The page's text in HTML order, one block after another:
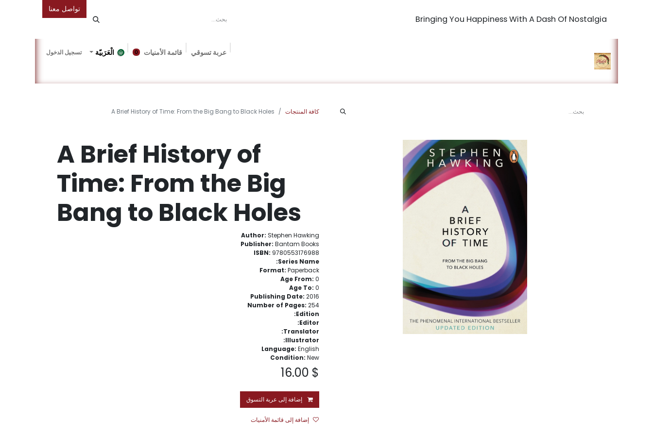
تواصل معنا
عربة تسوقي 0 قائمة الأمنيات الْعَرَبيّة تسجيل الدخول
كافة المنتجات A Brief History of Time: From the Big Bang to Black Holes
A Brief History of
Time: From the Big
Bang to Black Holes
Author: Stephen Hawking
Publisher: Bantam Books
ISBN: 9780553176988
Series Name:
Format: Paperback
Age From: 0
Age To: 0
Publishing Date: 2016
Number of Pages: 254
Edition:
Editor:
Translator:
Illustrator:
Language: English
Condition: New
$
16.00
إضافة إلى عربة التسوق
إضافة إلى قائمة الأمنيات